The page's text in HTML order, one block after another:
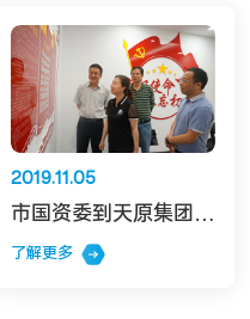
2019.11.05
市国资委到天原集团开展国有企业党建工作专项督查调研
了解更多